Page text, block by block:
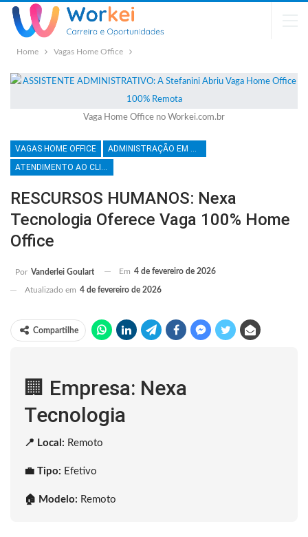
Home Vagas Home Office
Vaga Home Office no Workei.com.br
VAGAS HOME OFFICE
ADMINISTRAÇÃO EM GERAL
ATENDIMENTO AO CLIENTE
RESCURSOS HUMANOS: Nexa
Tecnologia Oferece Vaga 100% Home
Office
Por Vanderlei Goulart Em 4 de fevereiro de 2026
Atualizado em 4 de fevereiro de 2026
Compartilhe
🏢 Empresa: Nexa
Tecnologia
📍 Local: Remoto
💼 Tipo: Efetivo
🏠 Modelo: Remoto